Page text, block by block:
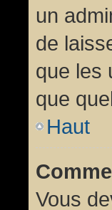
un
de
que les
que
Haut
Vous